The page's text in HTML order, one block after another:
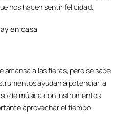
nos hacen sentir felicidad.
en casa
amansa a las fieras, pero se sabe
ayudan a potenciar la
de música con instrumentos
aprovechar el tiempo